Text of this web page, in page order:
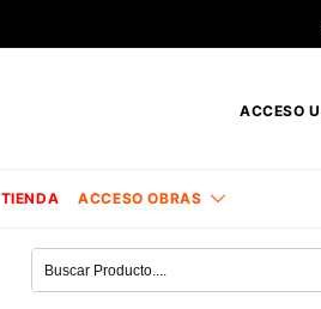
ACCESO
TIENDA ACCESO OBRAS